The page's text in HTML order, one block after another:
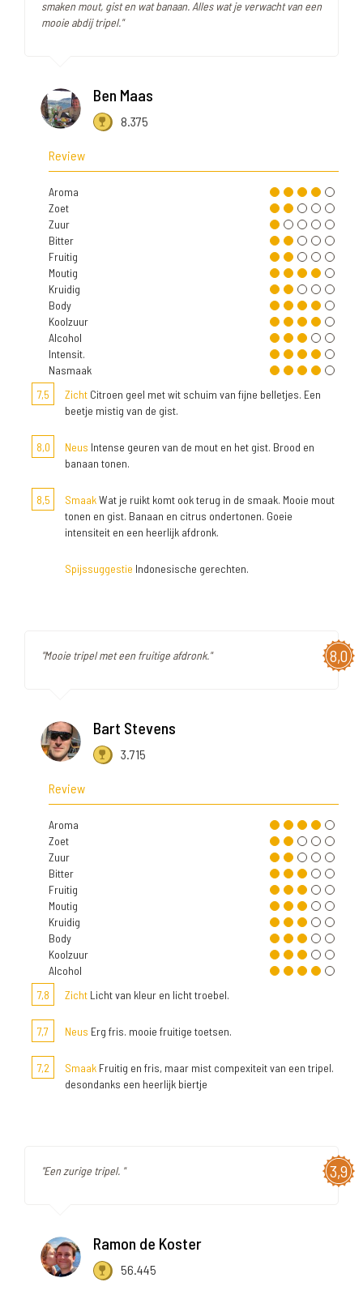
smaken mout, gist en wat banaan. Alles wat je verwacht van een
mooie abdij tripel."
Ben Maas
8.375
Review
Aroma
Zoet
Zuur
Bitter
Fruitig
Moutig
Kruidig
Body
Koolzuur
Alcohol
Intensit.
Nasmaak
7,5
Zicht Citroen geel met wit schuim van fijne belletjes. Een
beetje mistig van de gist.
8,0 Neus Intense geuren van de mout en het gist. Brood en
banaan tonen.
8,5 SmaakWat je ruikt komt ook terug in de smaak. Mooie mout
tonen en gist. Banaan en citrus ondertonen. Goeie
intensiteit en een heerlijk afdronk.
Spijssuggestie Indonesische gerechten.
8,0
"Mooie tripel met een fruitige afdronk."
Bart Stevens
3.715
Review
Aroma
Zoet
Zuur
Bitter
Fruitig
Moutig
Kruidig
Body
Koolzuur
Alcohol
7,8
Zicht Licht van kleur en licht troebel.
7,7 Neus Erg fris. mooie fruitige toetsen.
7,2 Smaak Fruitig en fris, maar mist compexiteit van een tripel.
desondanks een heerlijk biertje
3,9
"Een zurige tripel. "
Ramon de Koster
56.445